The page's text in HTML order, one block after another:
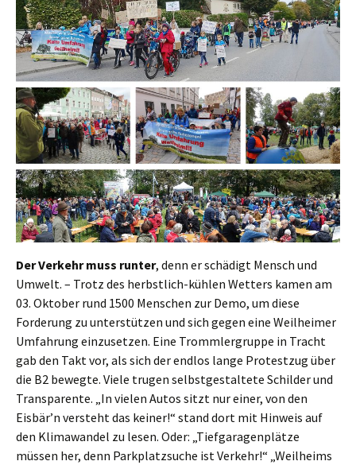
Der Verkehr muss runter, denn er schädigt Mensch und
Umwelt. – Trotz des herbstlich-kühlen Wetters kamen am
03. Oktober rund 1500 Menschen zur Demo, um diese
Forderung zu unterstützen und sich gegen eine Weilheimer
Umfahrung einzusetzen. Eine Trommlergruppe in Tracht
gab den Takt vor, als sich der endlos lange Protestzug über
die B2 bewegte. Viele trugen selbstgestaltete Schilder und
Transparente. „In vielen Autos sitzt nur einer, von den
Eisbär’n versteht das keiner!“ stand dort mit Hinweis auf
den Klimawandel zu lesen. Oder: „Tiefgaragenplätze
müssen her, denn Parkplatzsuche ist Verkehr!“ „Weilheims